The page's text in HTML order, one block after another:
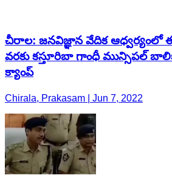
చీరాల: జనవిజ్ఞాన వేదిక ఆధ్వర్యంలో
వరకు కస్తూరిబా గాంధీ మున్సిపల్
క్యాంప్
Chirala, Prakasam | Jun 7, 2022